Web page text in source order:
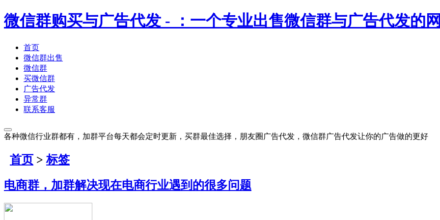
微信群购买与广告代发 - ：一个专业出售微信群与广告代发的
首页
微信群出售
微信群
买微信群
广告代发
异常群
联系客服
各种微信行业群都有，加群平台每天都会定时更新，买群最佳选择，朋友圈广告代发，微信群广告代发让你的广告做的更好
首页 >标签
电商群，加群解决现在电商行业遇到的很多问题